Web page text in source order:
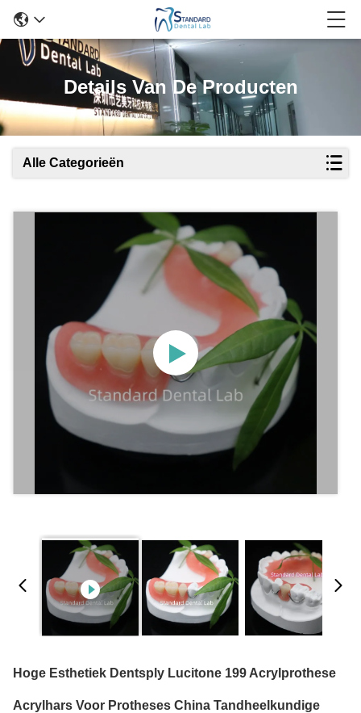
Details Van De Producten
Alle Categorieën
Hoge Esthetiek Dentsply Lucitone 199 Acrylprothese
Acrylhars Voor Protheses China Tandheelkundige